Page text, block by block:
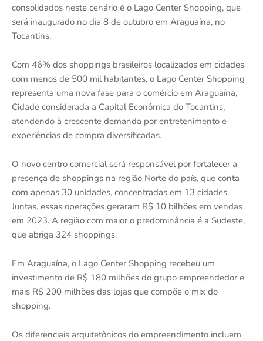
consolidados neste cenário é o Lago Center Shopping, que
será inaugurado no dia 8 de outubro em Araguaína, no
Tocantins.
Com 46% dos shoppings brasileiros localizados em cidades
com menos de 500 mil habitantes, o Lago Center Shopping
representa uma nova fase para o comércio em Araguaína,
Cidade considerada a Capital Econômica do Tocantins,
atendendo à crescente demanda por entretenimento e
experiências de compra diversificadas.
O novo centro comercial será responsável por fortalecer a
presença de shoppings na região Norte do país, que conta
com apenas 30 unidades, concentradas em 13 cidades.
Juntas, essas operações geraram R$ 10 bilhões em vendas
em 2023. A região com maior o predominância é a Sudeste,
que abriga 324 shoppings.
Em Araguaína, o Lago Center Shopping recebeu um
investimento de R$ 180 milhões do grupo empreendedor e
mais R$ 200 milhões das lojas que compõe o mix do
shopping.
Os diferenciais arquitetônicos do empreendimento incluem